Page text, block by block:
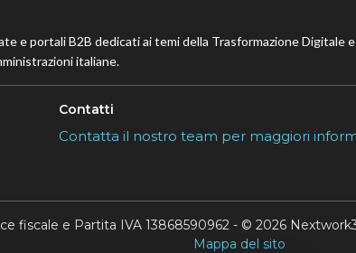
e portali B2B dedicati ai temi della Trasformazione Digitale
italiane.
Contatti
Contatta il nostro team per maggiori
fiscale e Partita IVA 13868590962 - © 2026
Mappa del sito